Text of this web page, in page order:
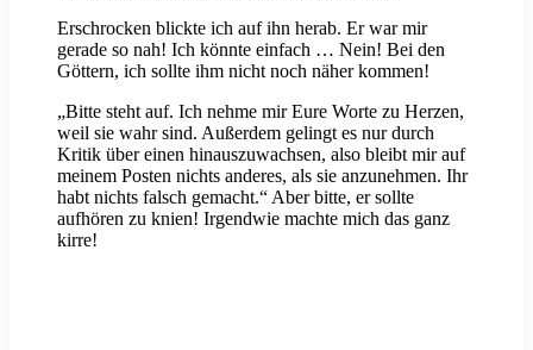
Erschrocken blickte ich auf ihn herab. Er war mir
gerade so nah! Ich könnte einfach … Nein! Bei den
Göttern, ich sollte ihm nicht noch näher kommen!
„Bitte steht auf. Ich nehme mir Eure Worte zu Herzen,
weil sie wahr sind. Außerdem gelingt es nur durch
Kritik über einen hinauszuwachsen, also bleibt mir auf
meinem Posten nichts anderes, als sie anzunehmen. Ihr
habt nichts falsch gemacht.“ Aber bitte, er sollte
aufhören zu knien! Irgendwie machte mich das ganz
kirre!